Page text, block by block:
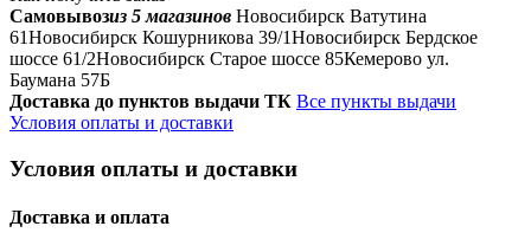
Самовывозиз 5 магазинов Новосибирск Ватутина
61Новосибирск Кошурникова 39/1Новосибирск Бердское
шоссе 61/2Новосибирск Старое шоссе 85Кемерово ул.
Баумана 57Б
Доставка до пунктов выдачи ТК Все пункты выдачи
Условия оплаты и доставки
Условия оплаты и доставки
Доставка и оплата